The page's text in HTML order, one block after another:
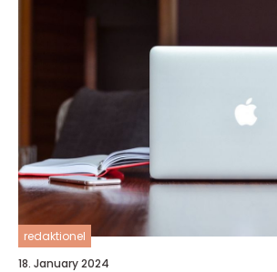
redaktionel
18. January 2024